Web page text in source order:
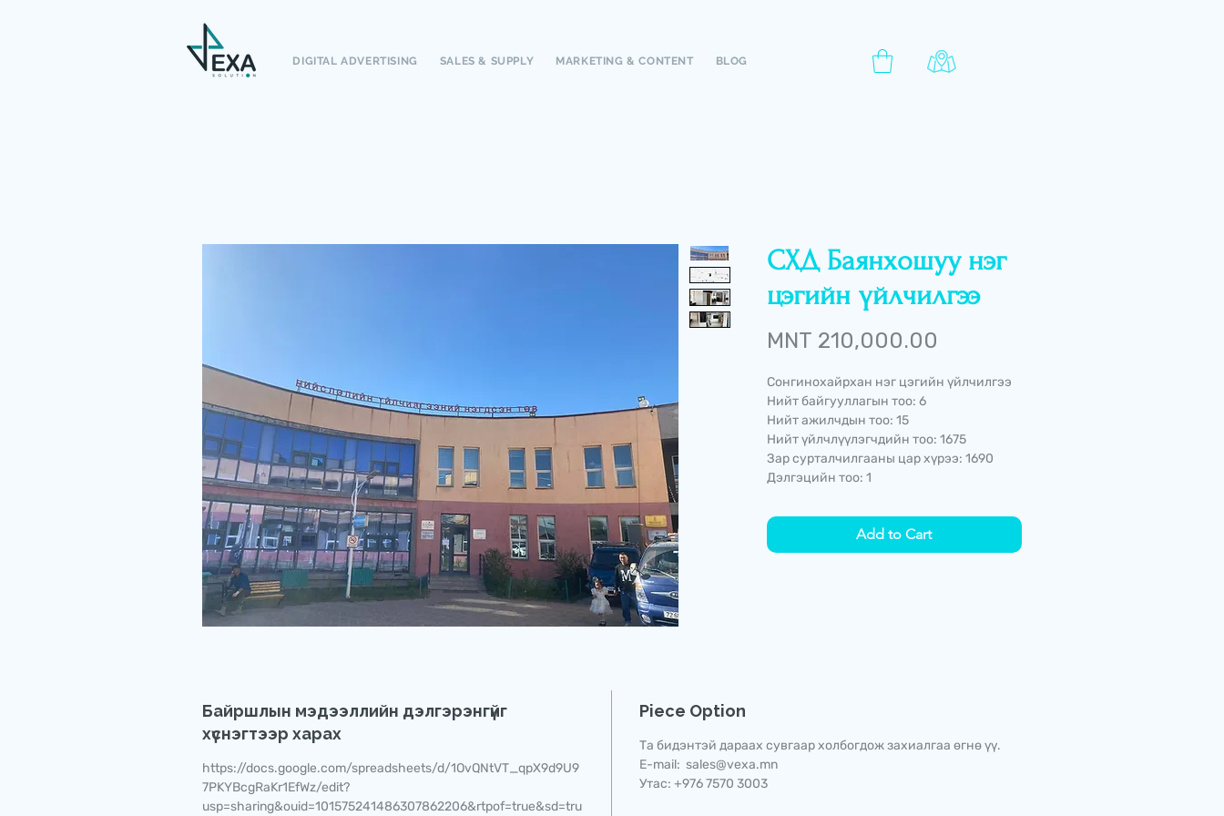
DIGITAL ADVERTISING SALES & SUPPLY MARKETING & CONTENT BLOG
СХД Баянхошуу нэг
цэгийн үйлчилгээ
MNT 210,000.00
Сонгинохайрхан нэг цэгийн үйлчилгээ
Нийт байгууллагын тоо: 6
Нийт ажилчдын тоо: 15
Нийт үйлчлүүлэгчдийн тоо: 1675
Зар сурталчилгааны цар хүрээ: 1690
Дэлгэцийн тоо: 1
Add to Cart
Байршлын мэдээллийн дэлгэрэнгүйг
хүснэгтээр харах
https://docs.google.com/spreadsheets/d/1OvQNtVT_qpX9d9U9
7PKYBcgRaKr1EfWz/edit?
usp=sharing&ouid=101575241486307862206&rtpof=true&sd=tru
Piece Option
Та бидэнтэй дараах сувгаар холбогдож захиалгаа өгнө үү.
E-mail: sales@vexa.mn
Утас: +976 7570 3003